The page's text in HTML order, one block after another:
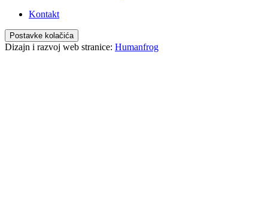
Kontakt
Postavke kolačića
Dizajn i razvoj web stranice: Humanfrog